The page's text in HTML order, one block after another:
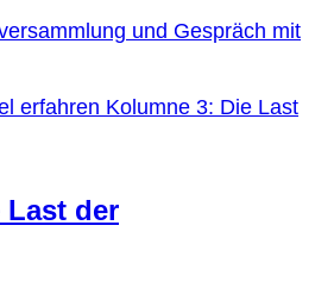
und Gespräch mit
Last der